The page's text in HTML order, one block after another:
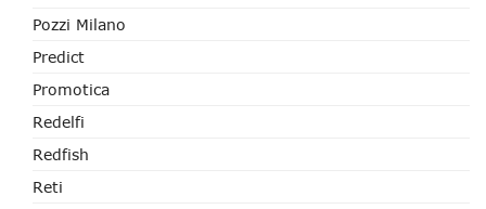
Pozzi Milano
Predict
Promotica
Redelfi
Redfish
Reti